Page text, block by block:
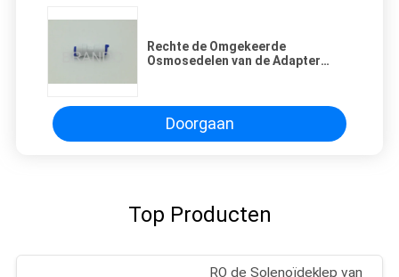
Rechte de Omgekeerde
Osmosedelen van de Adapter
Systeem
Doorgaan
Top Producten
RO de Solenoïdeklep van